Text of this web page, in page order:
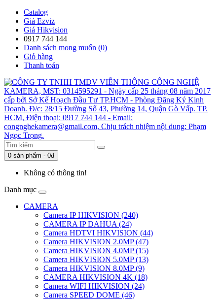
Catalog
Giá Ezviz
Giá Hikvision
0917 744 144
Danh sách mong muốn (0)
Giỏ hàng
Thanh toán
0 sản phẩm - 0đ
Không có thông tin!
Danh mục
CAMERA
Camera IP HIKVISION (240)
CAMERA IP DAHUA (24)
Camera HDTVI HIKVISION (44)
Camera HIKVISION 2.0MP (47)
Camera HIKVISION 4.0MP (15)
Camera HIKVISION 5.0MP (13)
Camera HIKVISION 8.0MP (9)
CAMERA HIKVISION 4K (18)
Camera WIFI HIKVISION (24)
Camera SPEED DOME (46)